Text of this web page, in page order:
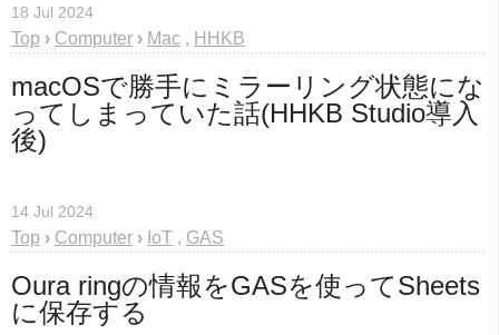
18 Jul 2024
Top › Computer › Mac , HHKB
macOSで勝手にミラーリング状態にな
ってしまっていた話(HHKB Studio導入
後)
14 Jul 2024
Top › Computer › IoT , GAS
Oura ringの情報をGASを使ってSheets
に保存する